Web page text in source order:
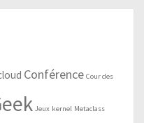
Conférence Cour des
Jeux kernel Metaclass